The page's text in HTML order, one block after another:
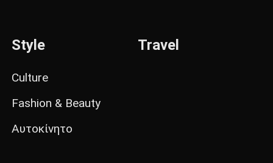
Style
Culture
Fashion & Beauty
Αυτοκίνητο
Travel